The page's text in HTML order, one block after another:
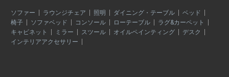
ソファー ラウンジチェア 照明 ダイニング・テーブル
ベッド
椅子
ソファベッド コンソール ローテーブル
ラグ&カーペット
キャビネット
ミラー スツール オイルペインティング
デスク
インテリアアクセサリー